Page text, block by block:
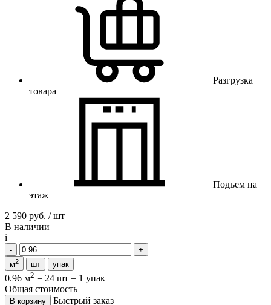
Разгрузка
товара
Подъем на
этаж
2 590 руб. / шт
В наличии
i
м2 шт упак
0.96 м2 = 24 шт = 1 упак
Общая стоимость
В корзину Быстрый заказ